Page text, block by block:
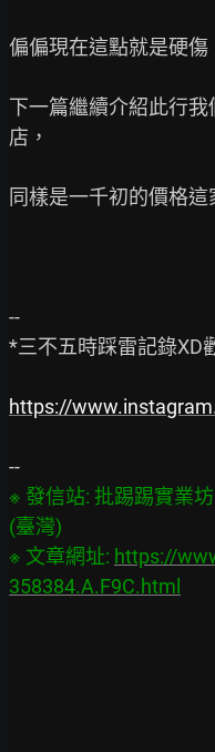
偏偏現在這點就是硬
下一篇繼續介紹此行
店，
同樣是一千初的價格
--
*三不五時踩雷記錄XD
https://
※ 發信站: 批踢踢實業
(臺灣)
※ 文章網址: https://
358384.A.F9C.html